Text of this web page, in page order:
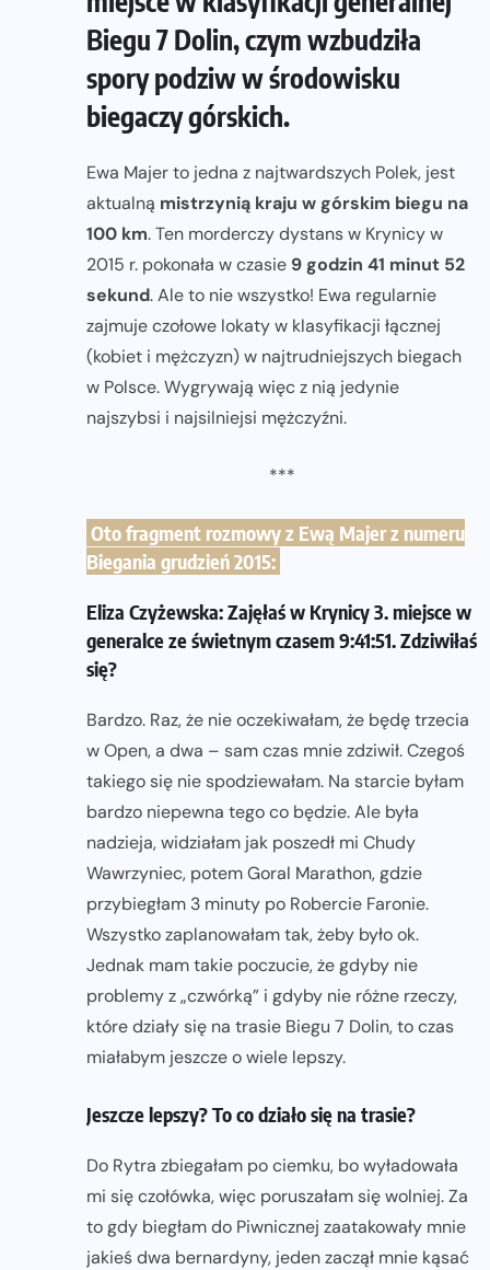
Biegu 7 Dolin, czym wzbudziła
spory podziw w środowisku
biegaczy górskich.
Ewa Majer to jedna z najtwardszych Polek, jest
aktualną mistrzynią kraju w górskim biegu na
100 km. Ten morderczy dystans w Krynicy w
2015 r. pokonała w czasie 9 godzin 41 minut 52
sekund. Ale to nie wszystko! Ewa regularnie
zajmuje czołowe lokaty w klasyfikacji łącznej
(kobiet i mężczyzn) w najtrudniejszych biegach
w Polsce. Wygrywają więc z nią jedynie
najszybsi i najsilniejsi mężczyźni.
***
Oto fragment rozmowy z Ewą Majer z numeru
Biegania grudzień 2015:
Eliza Czyżewska: Zajęłaś w Krynicy 3. miejsce w
generalce ze świetnym czasem 9:41:51. Zdziwiłaś
się?
Bardzo. Raz, że nie oczekiwałam, że będę trzecia
w Open, a dwa – sam czas mnie zdziwił. Czegoś
takiego się nie spodziewałam. Na starcie byłam
bardzo niepewna tego co będzie. Ale była
nadzieja, widziałam jak poszedł mi Chudy
Wawrzyniec, potem Goral Marathon, gdzie
przybiegłam 3 minuty po Robercie Faronie.
Wszystko zaplanowałam tak, żeby było ok.
Jednak mam takie poczucie, że gdyby nie
problemy z „czwórką” i gdyby nie różne rzeczy,
które działy się na trasie Biegu 7 Dolin, to czas
miałabym jeszcze o wiele lepszy.
Jeszcze lepszy? To co działo się na trasie?
Do Rytra zbiegałam po ciemku, bo wyładowała
mi się czołówka, więc poruszałam się wolniej. Za
to gdy biegłam do Piwnicznej zaatakowały mnie
jakieś dwa bernardyny, jeden zaczął mnie kąsać